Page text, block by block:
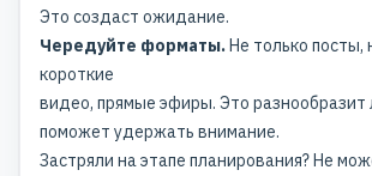
Это создаст ожидание.
Чередуйте форматы.Не только посты,
короткие
видео, прямые эфиры. Это разнообразит
поможет удержать внимание.
Застряли на этапе планирования? Не